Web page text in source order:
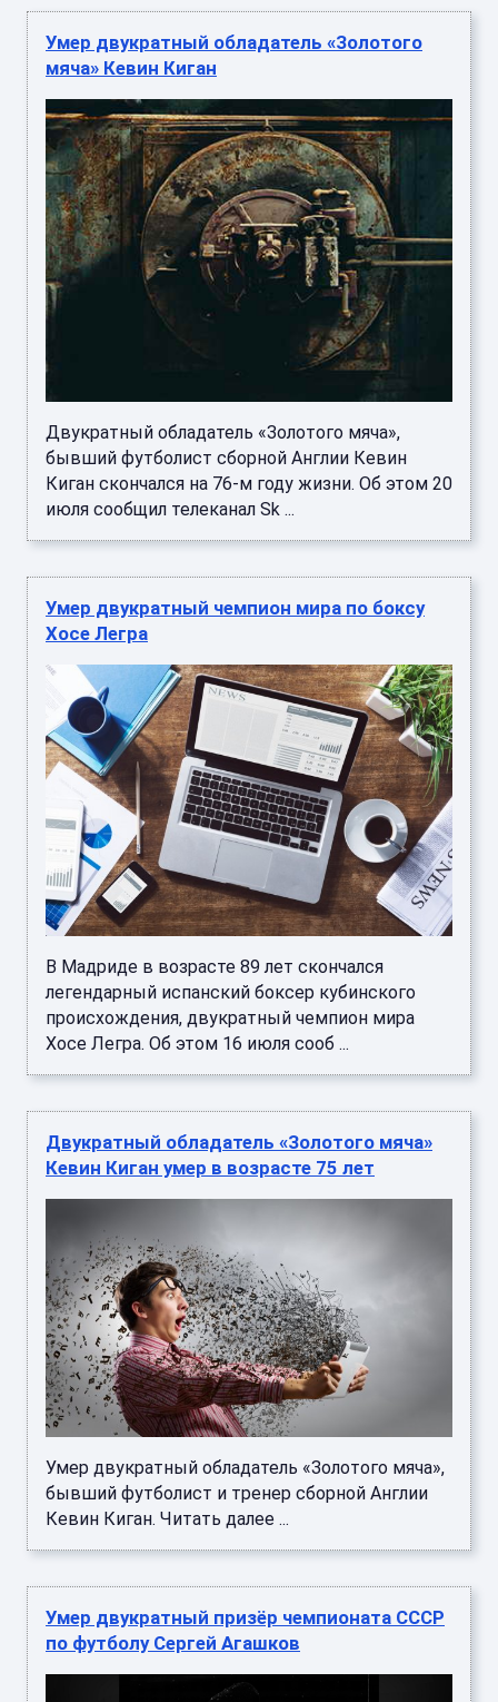
Умер двукратный обладатель «Золотого
мяча» Кевин Киган
Двукратный обладатель «Золотого мяча»,
бывший футболист сборной Англии Кевин
Киган скончался на 76-м году жизни. Об этом 20
июля сообщил телеканал Sk ...
Умер двукратный чемпион мира по боксу
Хосе Легра
В Мадриде в возрасте 89 лет скончался
легендарный испанский боксер кубинского
происхождения, двукратный чемпион мира
Хосе Легра. Об этом 16 июля сооб ...
Двукратный обладатель «Золотого мяча»
Кевин Киган умер в возрасте 75 лет
Умер двукратный обладатель «Золотого мяча»,
бывший футболист и тренер сборной Англии
Кевин Киган. Читать далее ...
Умер двукратный призёр чемпионата СССР
по футболу Сергей Агашков